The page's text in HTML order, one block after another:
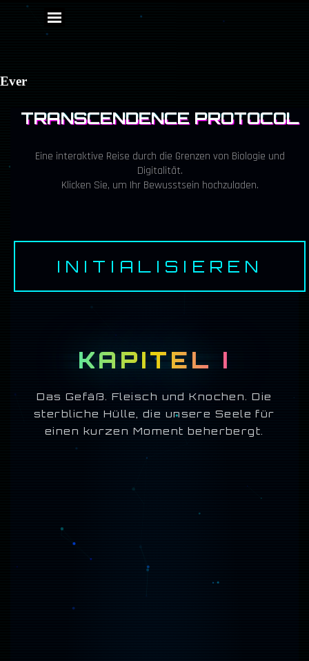
Direkt zum Seiteninhalt
Ever
TRANSCENDENCE PROTOCOL
Eine interaktive Reise durch die Grenzen von Biologie und
Digitalität.
Klicken Sie, um Ihr Bewusstsein hochzuladen.
INITIALISIEREN
KAPITEL I
Das Gefäß. Fleisch und Knochen. Die
sterbliche Hülle, die unsere Seele für
einen kurzen Moment beherbergt.